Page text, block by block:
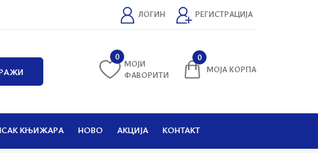
ЛОГИН РЕГИСТРАЦИЈА
0
МОЈИ
ФАВОРИТИ
0
МОЈА КОРПА
КЊИЖАРА НОВО АКЦИЈА КОНТАКТ